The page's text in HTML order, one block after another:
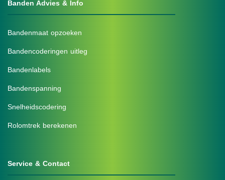
Banden Advies & Info
Bandenmaat opzoeken
Bandencoderingen uitleg
Bandenlabels
Bandenspanning
Snelheidscodering
Rolomtrek berekenen
Service & Contact